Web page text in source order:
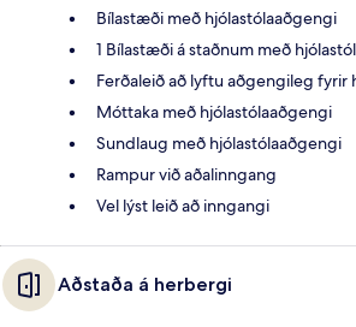
Bílastæði með hjólastólaaðgengi
1 Bílastæði á staðnum með
Ferðaleið að lyftu aðgengileg fyrir
Móttaka með hjólastólaaðgengi
Sundlaug með hjólastólaaðgengi
Rampur við aðalinngang
Vel lýst leið að inngangi
Aðstaða á herbergi